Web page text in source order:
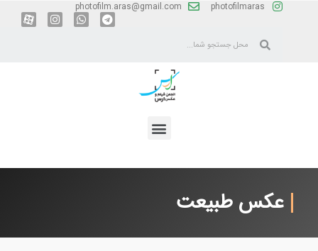
photofilmaras
photofilm.aras@gmail.com
عکس طبیعت